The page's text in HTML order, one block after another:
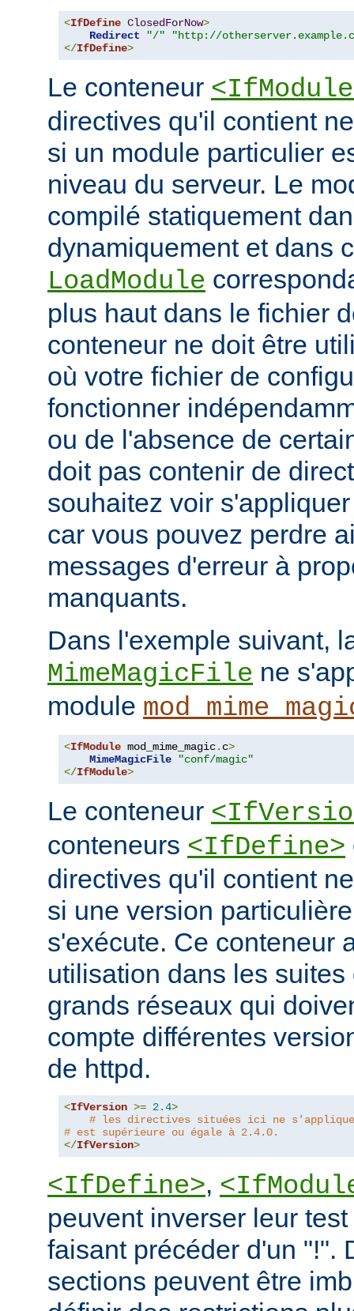
<IfDefine ClosedForNow>
Redirect
"/"
"http://
</IfDefine>
Le conteneur
directives qu'il contient
si un module particulier
niveau du serveur. Le
compilé statiquement
dynamiquement et dans
LoadModule
plus haut dans le fichier
conteneur ne doit être
où votre fichier de
fonctionner
ou de l'absence de
doit pas contenir de
souhaitez voir
car vous pouvez perdre
messages d'erreur à
manquants.
Dans l'exemple suivant,
MimeMagicFile ne
module
<IfModule mod_mime_magic. c>
MimeMagicFile
"conf/magic"
</IfModule>
Le conteneur
conteneurs <IfDefine>
directives qu'il contient
si une version
s'exécute. Ce conteneur
utilisation dans les
grands réseaux qui
compte différentes
de httpd.
<IfVersion >= 2.4>
# les directives situées ici ne
# est supérieure ou égale à 2.4.0.
</IfVersion>
<IfDefine>,
peuvent inverser leur
faisant précéder d'un "!".
sections peuvent être